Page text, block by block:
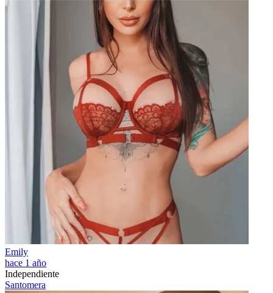
Emily
hace 1 año
Independiente
Santomera